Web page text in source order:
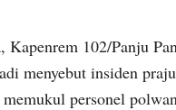
Kapenrem 102/Panju
menyebut insiden
personel